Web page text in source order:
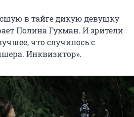
в тайге дикую девушку
Полина Гухман. И зрители
что случилось с
Инквизитор».